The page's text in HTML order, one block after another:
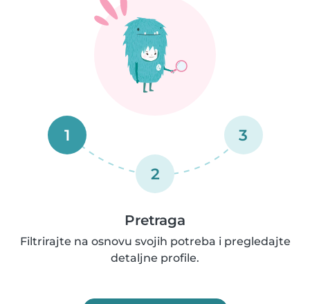
1
2
3
Pretraga
Filtrirajte na osnovu svojih potreba i pregledajte
detaljne profile.